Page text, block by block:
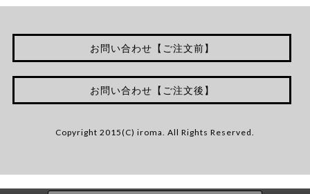
お問い合わせ【ご注文前】
お問い合わせ【ご注文後】
Copyright 2015(C) iroma. All Rights Reserved.